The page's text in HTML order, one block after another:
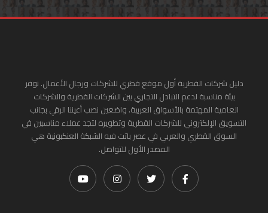
دليل شركات القطرية أول موقع قطري للشركات ورجال الأعمال. نوفر
بيئة مناسبة لدعم التبادل التجاري بين الشركات القطرية والشركات
العامية المهتمة بالأسواق العربية. واضعين نصب أعيننا الرقي بجانب
التسويق الإلكتروني للشركات القطرية وتطويره لتجد عملاء مناسبين في
السوق القطري والعربي في عصر باتت فيه الشبكة العنكبونية هي
المصدر الأول للتواصل.